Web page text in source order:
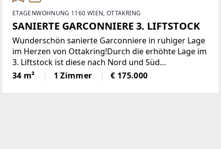
ETAGENWOHNUNG 1160 WIEN, OTTAKRING
SANIERTE GARCONNIERE 3. LIFTSTOCK
Wunderschön sanierte Garconniere in ruhiger Lage
im Herzen von Ottakring!Durch die erhöhte Lage im
3. Liftstock ist diese nach Nord und Süd
ausgerichtete Wohnung sehr hell und bietet eine
angenehme Wohnatmosphäre. Sie verfügt über
34 m² 1 Zimmer € 175.000